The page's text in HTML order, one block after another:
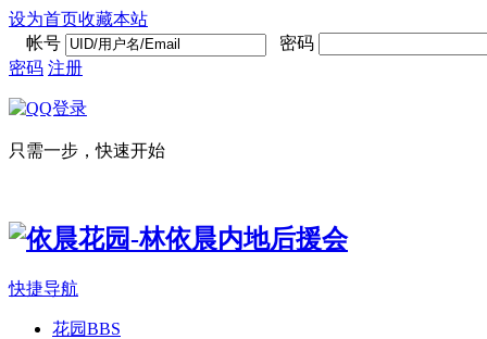
设为首页收藏本站
帐号
密码
密码 注册
只需一步，快速开始
快捷导航
花园BBS